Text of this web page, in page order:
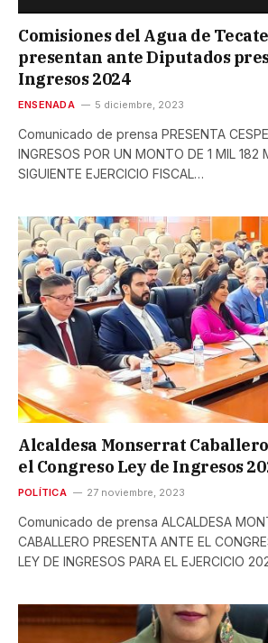
Comisiones del Agua de
presentan ante Diputados
Ingresos 2024
ENSENADA 5 diciembre, 2023
Comunicado de prensa PRESENTA
INGRESOS POR UN MONTO DE 1 MIL 182
SIGUIENTE EJERCICIO FISCAL…
Alcaldesa Monserrat
el Congreso Ley de Ingresos
POLÍTICA 27 noviembre, 2023
Comunicado de prensa ALCALDESA
CABALLERO PRESENTA ANTE EL
LEY DE INGRESOS PARA EL EJERCICIO